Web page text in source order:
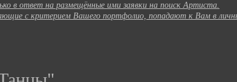
в ответ на размещённые ими заявки на поиск Артиста.
с критерием Вашего портфолио, попадают к Вам в